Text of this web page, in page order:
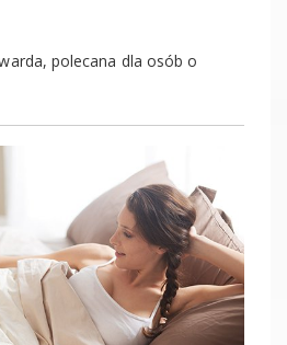
polecana dla osób o